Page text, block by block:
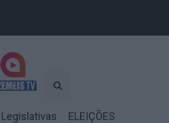
Legislativas
ELEIÇÕES